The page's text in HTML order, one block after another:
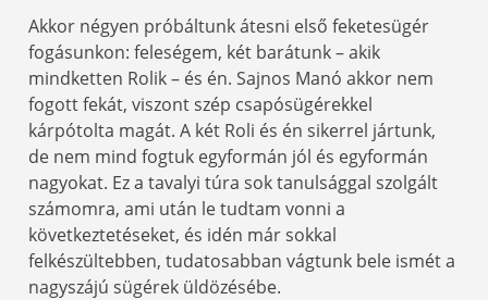
Akkor négyen próbáltunk átesni első feketesügér
fogásunkon: feleségem, két barátunk – akik
mindketten Rolik – és én. Sajnos Manó akkor nem
fogott fekát, viszont szép csapósügérekkel
kárpótolta magát. A két Roli és én sikerrel jártunk,
de nem mind fogtuk egyformán jól és egyformán
nagyokat. Ez a tavalyi túra sok tanulsággal szolgált
számomra, ami után le tudtam vonni a
következtetéseket, és idén már sokkal
felkészültebben, tudatosabban vágtunk bele ismét a
nagyszájú sügérek üldözésébe.